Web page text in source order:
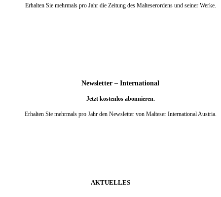
Erhalten Sie mehrmals pro Jahr die Zeitung des Malteserordens und seiner Werke.
Newsletter – International
Jetzt kostenlos abonnieren.
Erhalten Sie mehrmals pro Jahr den Newsletter von Malteser International Austria.
AKTUELLES